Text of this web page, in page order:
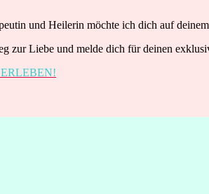
und Heilerin möchte ich dich auf
zur Liebe und melde dich für deinen